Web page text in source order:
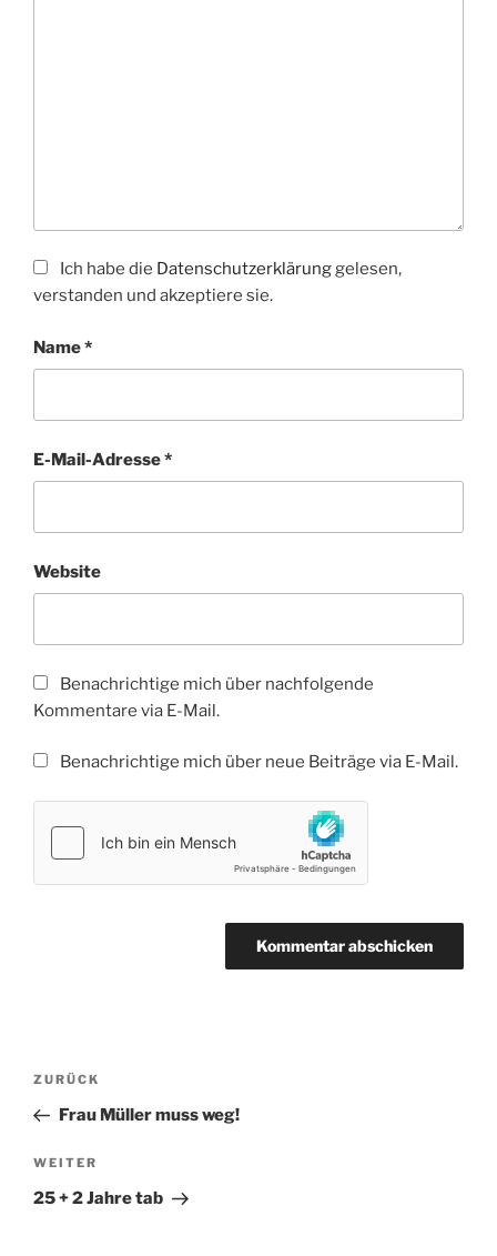
Ich habe die Datenschutzerklärunggelesen,
verstanden und akzeptiere sie.
Name*
E-Mail-Adresse*
Website
Benachrichtige mich über nachfolgende
Kommentare via E-Mail.
Benachrichtige mich über neue Beiträge via E-Mail.
Beitragsnavigation
Vorheriger
Beitrag
ZURÜCK
Frau Müller muss weg!
Nächster
Beitrag
WEITER
25 + 2 Jahre tab